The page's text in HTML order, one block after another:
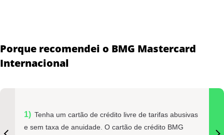
Porque recomendei o BMG Mastercard
Internacional
Tenha um cartão de crédito livre de tarifas abusivas
e sem taxa de anuidade. O cartão de crédito BMG